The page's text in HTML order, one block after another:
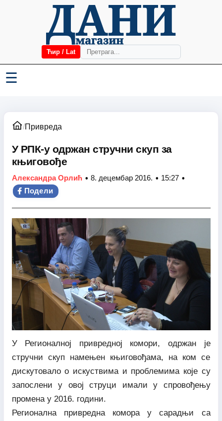
Ћир / Lat
☰
/Привреда
У РПК-у одржан стручни скуп за
књиговође
Александра Орлић • 8. децембар 2016. • 15:27 •
Подели
У Регионалној привредној комори, одржан је
стручни скуп намењен књиговођама, на ком се
дискутовало о искуствима и проблемима које су
запослени у овој струци имали у спровођењу
промена у 2016. години.
Регионална привредна комора у сарадњи са